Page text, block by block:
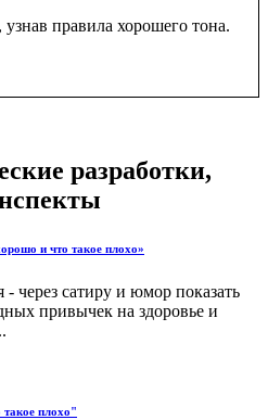
правила хорошего тона.
разработки,
и что такое плохо»
- через сатиру и юмор показать
привычек на здоровье и
такое плохо"